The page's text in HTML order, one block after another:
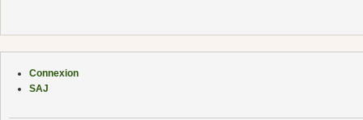
Connexion
SAJ